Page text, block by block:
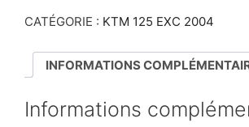
EXC
CATÉGORIE : KTM 125 EXC 2004
INFORMATIONS
Informations